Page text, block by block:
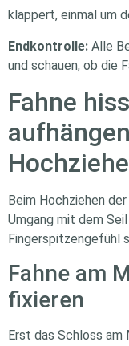
klappert, einmal um
Endkontrolle: Alle
und schauen, ob die
Fahne
Beim Hochziehen
Umgang mit dem
Fingerspitzengefühl
Fahne am
fixieren
Erst das Schloss